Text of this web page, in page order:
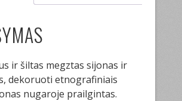
ir šiltas megztas sijonas ir
dekoruoti etnografiniais
nugaroje prailgintas.